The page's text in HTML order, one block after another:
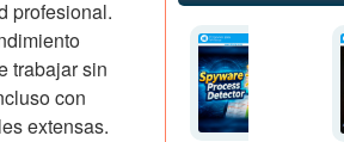
profesional.
trabajar sin
con
extensas.